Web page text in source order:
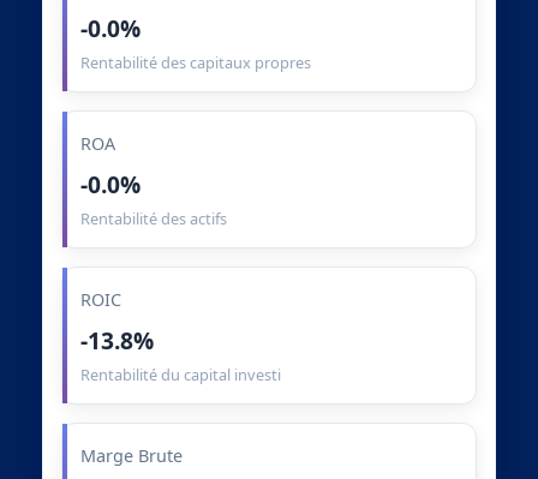
-0.0%
Rentabilité des capitaux propres
ROA
-0.0%
Rentabilité des actifs
ROIC
-13.8%
Rentabilité du capital investi
Marge Brute